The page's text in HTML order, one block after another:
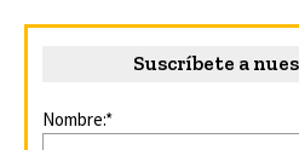
Suscríbete a
Nombre:*